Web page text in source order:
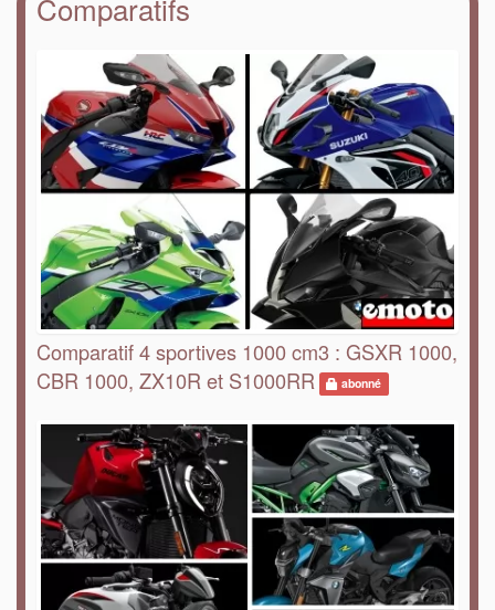
Comparatif 4 sportives 1000 cm3 : GSXR 1000,
CBR 1000, ZX10R et S1000RR
abonné